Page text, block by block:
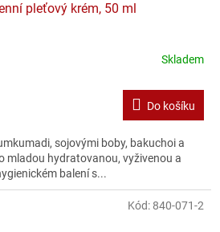
pleťový krém, 50 ml
Skladem
Do košíku
sojovými boby, bakuchoi a
mladou hydratovanou, vyživenou a
balení s...
Kód: 840-071-2